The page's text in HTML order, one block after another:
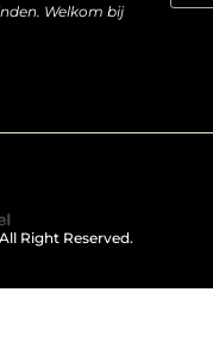
Welkom bij
Right Reserved.